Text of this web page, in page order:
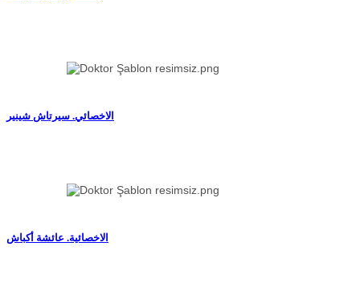
الاخصائي. سيرتاش شينير
الاخصائية. عائشة أكباش